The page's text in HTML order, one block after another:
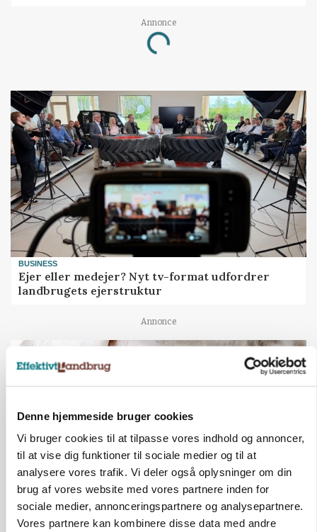
Denne hjemmeside bruger cookies
Vi bruger cookies til at tilpasse vores indhold og annoncer,
til at vise dig funktioner til sociale medier og til at
analysere vores trafik. Vi deler også oplysninger om din
brug af vores website med vores partnere inden for
sociale medier, annonceringspartnere og analysepartnere.
Vores partnere kan kombinere disse data med andre
Annonce
Loading...
BUSINESS
Ejer eller medejer? Nyt tv-format udfordrer
landbrugets ejerstruktur
Annonce
MARKED
Russisk mælkepris dykker 23 procent